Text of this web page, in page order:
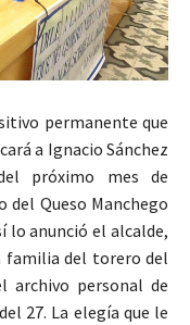
permanente que
a Ignacio Sánchez
próximo mes de
del Queso Manchego
lo anunció el alcalde,
familia del torero del
archivo personal de
27. La elegía que le